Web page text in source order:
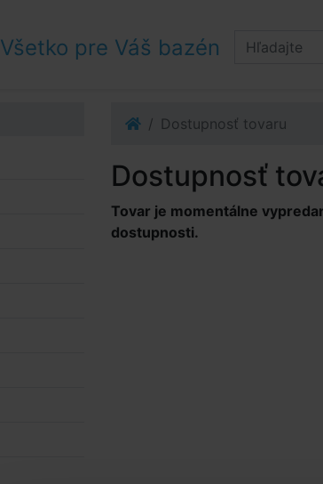
Všetko pre Váš bazén
Dostupnosť tovaru
Dostupnosť
Tovar je momentálne
dostupnosti.